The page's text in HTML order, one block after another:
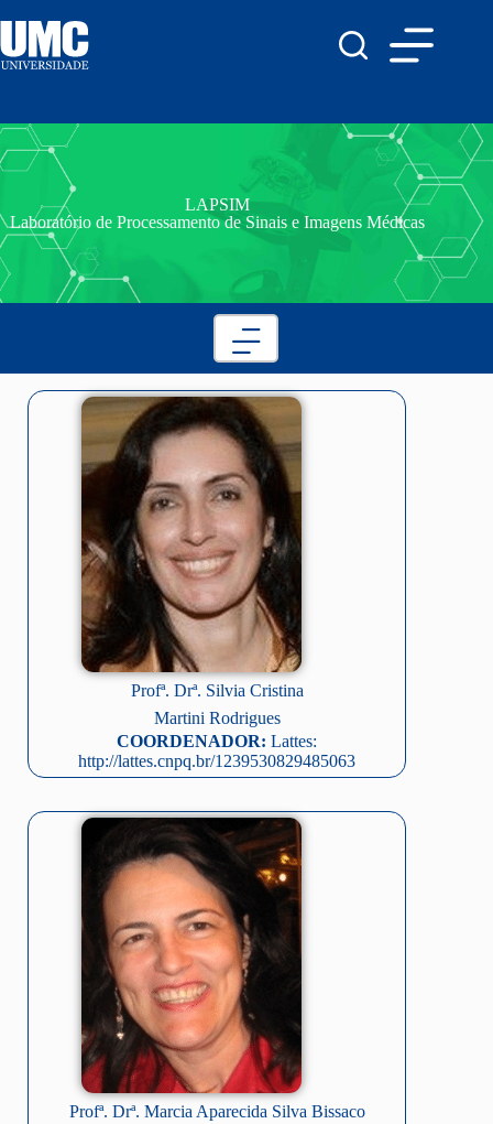
LAPSIM
Laboratório de Processamento de Sinais e Imagens Médicas
Profª. Drª. Silvia Cristina
Martini Rodrigues
COORDENADOR: Lattes:
http://lattes.cnpq.br/1239530829485063
Profª. Drª. Marcia Aparecida Silva Bissaco